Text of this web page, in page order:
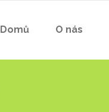
Domů O nás